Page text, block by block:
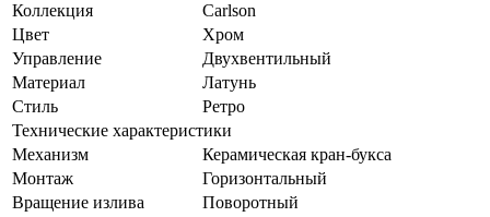
Коллекция
Carlson
Цвет
Хром
Управление
Двухвентильный
Материал
Латунь
Стиль
Ретро
Технические характеристики
Механизм
Керамическая кран-букса
Монтаж
Горизонтальный
Вращение излива
Поворотный